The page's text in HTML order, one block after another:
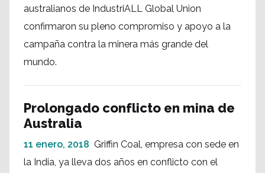
australianos de IndustriALL Global Union
confirmaron su pleno compromiso y apoyo a la
campaña contra la minera más grande del
mundo.
Prolongado conflicto en mina de
Australia
11 enero, 2018 Griffin Coal, empresa con sede en
la India, ya lleva dos años en conflicto con el